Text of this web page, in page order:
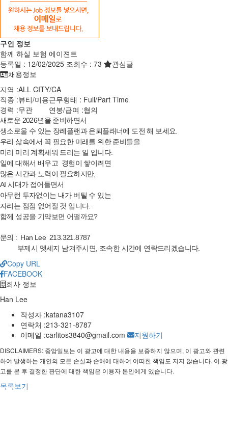
구인 정보
함께 하실 보험 에이젼트
등록일 : 12/02/2025 조회수 : 73
관심글
채용정보
지역 :ALL CITY/CA
직종 :뷰티/미용근무형태 : Full/Part Time
경력 :무관 연봉/급여 :협의
새로운 2026년을 준비하면서
생소로울 수 있는 장례플랜과 은퇴플래너에 도전 해 보세요.
우리 삶속에서 꼭 필요한 미래를 위한 준비들을
미리 미리 계획세워 드리는 일 입니다.
일에 대해서 배우고 경험이 쌓이려면
많은 시간과 노력이 필요하지만,
AI 시대가 접어들면서
아무런 투자없이는 내가 버틸 수 있는
자리는 점점 없어질 것 입니다.
함께 성공을 기약보면 어떨까요?
문의 : Han Lee 213.321.8787
부제시 멧세지 남겨주시면, 조속한 시간에 연락드리겠습니다.
Copy URL
FACEBOOK
회사 정보
Han Lee
작성자 :katana3107
연락처 :213-321-8787
이메일 :carlitos3840@gmail.com 지원하기
DISCLAIMERS: 중앙일보는 이 광고에 대한 내용을 보증하지 않으며, 이 광고와 관련
하여 발생하는 개인의 모든 손실과 손해에 대하여 어떠한 책임도 지지 않습니다. 이 광
고를 본 후 결정한 판단에 대한 책임은 이용자 본인에게 있습니다.
목록보기